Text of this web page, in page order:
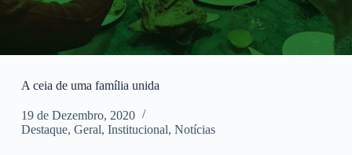
A ceia de uma família unida
19 de Dezembro, 2020
Destaque, Geral, Institucional, Notícias